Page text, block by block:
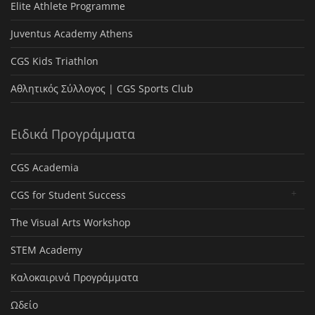
Elite Athlete Programme
Juventus Academy Athens
CGS Kids Triathlon
Αθλητικός Σύλλογος | CGS Sports Club
Ειδικά Προγράμματα
CGS Academia
CGS for Student Success
The Visual Arts Workshop
STEM Academy
Καλοκαιρινά Προγράμματα
Ωδείο